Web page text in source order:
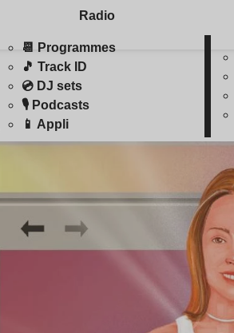
Radio
📆 Programmes
🎵 Track ID
💿 DJ sets
🎙️ Podcasts
📱 Appli